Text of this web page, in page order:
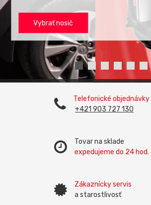
Vybrať nosič
Telefonické objednávky
+421 903 727 130
Tovar na sklade
expedujeme do 24 hod.
Zákaznícky servis
a starostlivosť